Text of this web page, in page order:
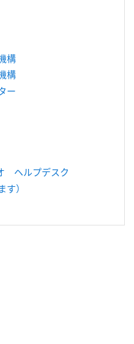
構
構
ー
ヘルプデスク
）